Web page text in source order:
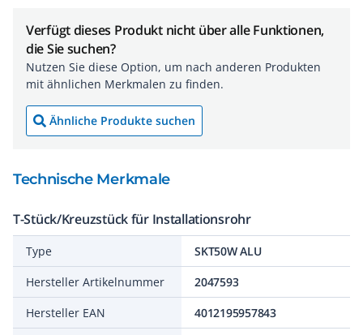
Verfügt dieses Produkt nicht über alle Funktionen,
die Sie suchen?
Nutzen Sie diese Option, um nach anderen Produkten
mit ähnlichen Merkmalen zu finden.
Ähnliche Produkte suchen
Technische Merkmale
T-Stück/Kreuzstück für Installationsrohr
Type
SKT50W ALU
Hersteller Artikelnummer
2047593
Hersteller EAN
4012195957843